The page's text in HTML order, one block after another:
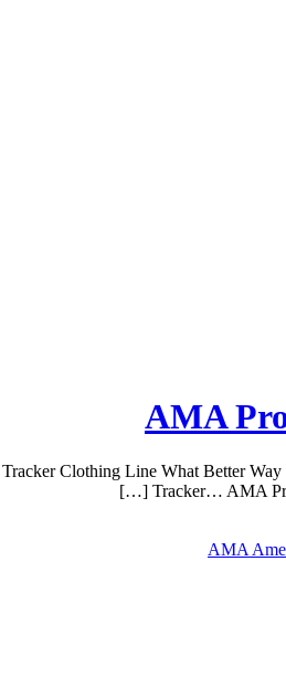
AMA
Clothing Line What Better
Tracker… AMA
AMA